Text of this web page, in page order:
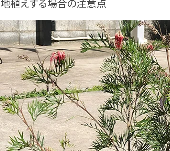
地植えする場合の注意点